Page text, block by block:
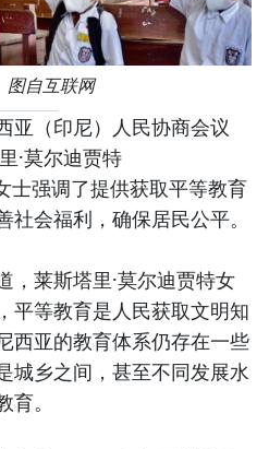
图自互联网
（印尼）人民协商会议
·莫尔迪贾特
士强调了提供获取平等教育
会福利，确保居民公平。
，莱斯塔里·莫尔迪贾特女
平等教育是人民获取文明知
西亚的教育体系仍存在一些
城乡之间，甚至不同发展水
。